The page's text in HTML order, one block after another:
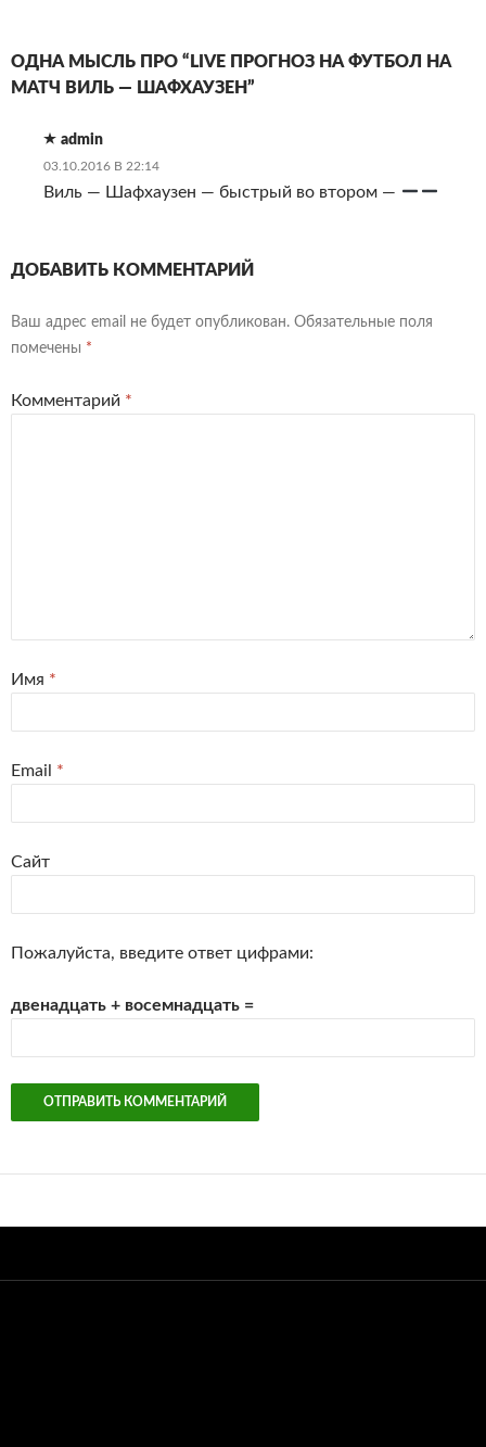
ОДНА МЫСЛЬ ПРО “LIVE ПРОГНОЗ НА ФУТБОЛ НА
МАТЧ ВИЛЬ — ШАФХАУЗЕН”
admin
03.10.2016 В 22:14
Виль — Шафхаузен — быстрый во втором —
ДОБАВИТЬ КОММЕНТАРИЙ
Ваш адрес email не будет опубликован. Обязательные поля
помечены *
Комментарий *
Имя *
Email *
Сайт
Пожалуйста, введите ответ цифрами:
двенадцать + восемнадцать =